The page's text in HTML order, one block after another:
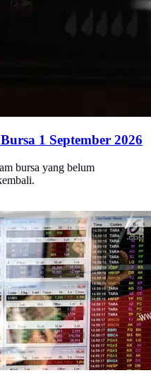
1 September 2026
bursa yang belum